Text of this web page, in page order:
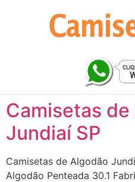
Camisetas
Jundiaí SP
Camisetas de Algodão
Algodão Penteada 30.1